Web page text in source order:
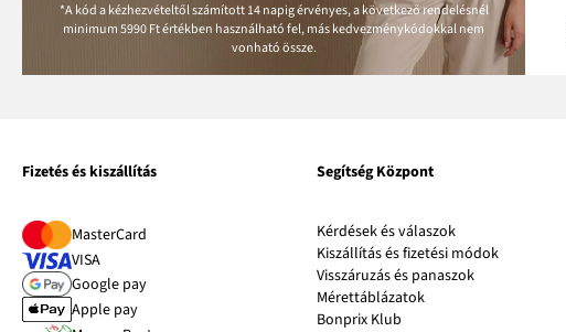
*A kód a kézhezvételtől számított 14 napig érvényes, a következő rendelésnél
minimum5990 Ftértékben használható fel, más kedvezménykódokkal nem
vonható össze.
Fizetés és kiszállítás
MasterCard
VISA
Google pay
Apple pay
Segítség Központ
Kérdések és válaszok
Kiszállítás és fizetési módok
Visszáruzás és panaszok
Mérettáblázatok
Bonprix Klub